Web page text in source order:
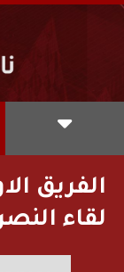
الفريق
لقاء